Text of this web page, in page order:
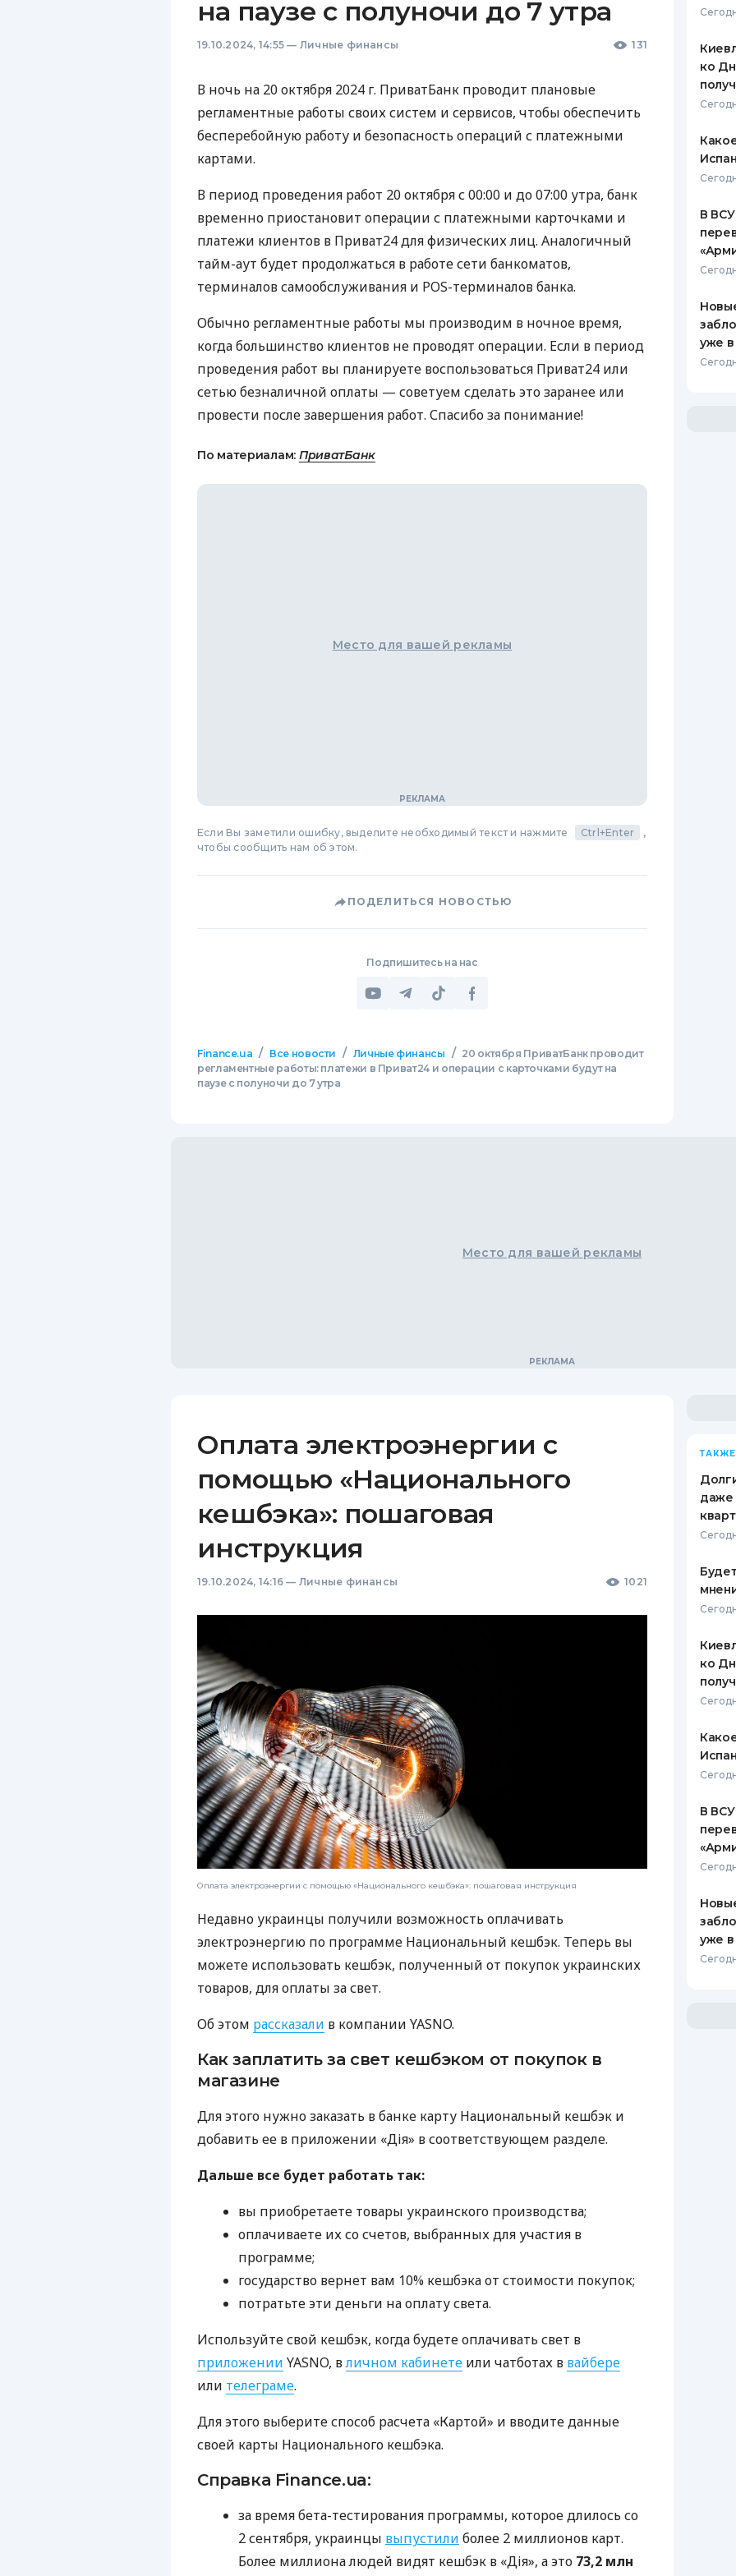
ЕЖЕМЕСЯЧНЫЙ ОБЗОР
БАНКОВСКИМ КАРТАМ
ВСЕ
на паузе с полуночи до 7 утра
19.10.2024, 14:55 — Личные финансы 131
В ночь на 20 октября 2024 г. ПриватБанк проводит плановые
регламентные работы своих систем и сервисов, чтобы обеспечить
бесперебойную работу и безопасность операций с платежными
картами.
В период проведения работ 20 октября с 00:00 и до 07:00 утра, банк
временно приостановит операции с платежными карточками и
платежи клиентов в Приват24 для физических лиц. Аналогичный
тайм-аут будет продолжаться в работе сети банкоматов,
терминалов самообслуживания и POS-терминалов банка.
Обычно регламентные работы мы производим в ночное время,
когда большинство клиентов не проводят операции. Если в период
проведения работ вы планируете воспользоваться Приват24 или
сетью безналичной оплаты — советуем сделать это заранее или
провести после завершения работ. Спасибо за понимание!
По материалам: ПриватБанк
Место для вашей рекламы
Если Вы заметили ошибку, выделите необходимый текст и нажмите Ctrl+Enter
,
чтобы сообщить нам об этом.
ПОДЕЛИТЬСЯ НОВОСТЬЮ
Подпишитесь на нас
Finance.ua / Все новости / Личные финансы / 20 октября ПриватБанк проводит
регламентные работы: платежи в Приват24 и операции с карточками будут на
паузе с полуночи до 7 утра
ко
В
уже в
Место для вашей рекламы
Оплата электроэнергии с
помощью «Национального
кешбэка»: пошаговая
инструкция
19.10.2024, 14:16 — Личные финансы 1021
Оплата электроэнергии с помощью «Национального кешбэка»: пошаговая инструкция
Недавно украинцы получили возможность оплачивать
электроэнергию по программе Национальный кешбэк. Теперь вы
можете использовать кешбэк, полученный от покупок украинских
товаров, для оплаты за свет.
Об этом рассказали в компании YASNO.
Как заплатить за свет кешбэком от покупок в
магазине
Для этого нужно заказать в банке карту Национальный кешбэк и
добавить ее в приложении «Дія» в соответствующем разделе.
Дальше все будет работать так:
вы приобретаете товары украинского производства;
оплачиваете их со счетов, выбранных для участия в
программе;
государство вернет вам 10% кешбэка от стоимости покупок;
потратьте эти деньги на оплату света.
Используйте свой кешбэк, когда будете оплачивать свет в
приложении YASNO, вличном кабинете или чатботах в вайбере
или телеграме.
Для этого выберите способ расчета «Картой» и вводите данные
своей карты Национального кешбэка.
Справка Finance.ua:
за время бета-тестирования программы, которое длилось со
2 сентября, украинцы выпустили более 2 миллионов карт.
Более миллиона людей видят кешбэк в «Дія», а это 73,2 млн
даже
ко
В
уже в